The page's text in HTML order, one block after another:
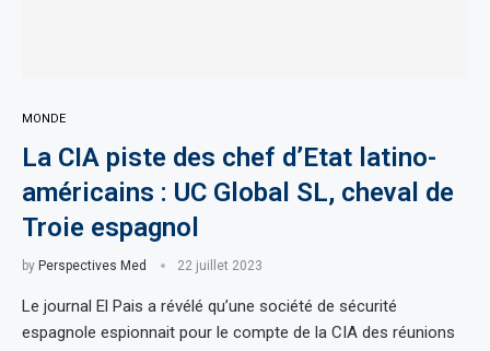
MONDE
La CIA piste des chef d’Etat latino-
américains : UC Global SL, cheval de
Troie espagnol
by Perspectives Med 22 juillet 2023
Le journal El Pais a révélé qu’une société de sécurité
espagnole espionnait pour le compte de la CIA des réunions